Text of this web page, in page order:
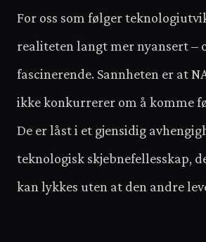
For oss som følger
realiteten langt mer nyansert –
fascinerende. Sannheten er at
ikke konkurrerer om å komme
De er låst i et gjensidig
teknologisk skjebnefellesskap,
kan lykkes uten at den andre